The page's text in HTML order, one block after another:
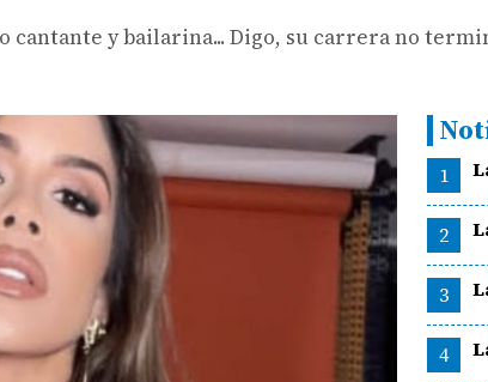
cantante y bailarina... Digo, su carrera no
1
2
3
4